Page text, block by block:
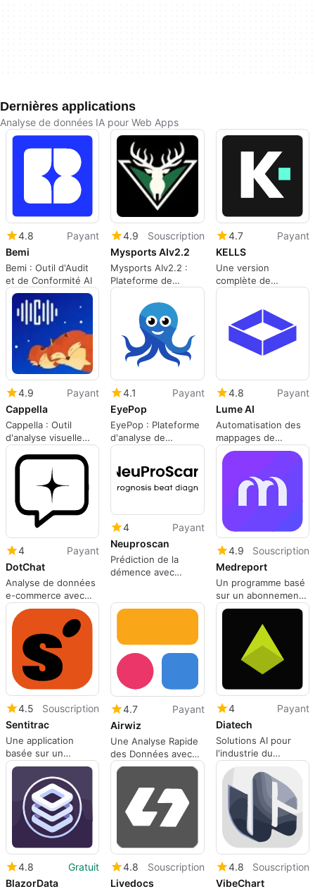
Dernières applications
Analyse de données IA pour Web Apps
4.8
Payant
Bemi
Bemi : Outil d'Audit
et de Conformité AI
4.9
Souscription
Mysports AIv2.2
Mysports AIv2.2 :
Plateforme de
Prédiction Sportive
4.7
Payant
KELLS
Une version
complète de
l'application pour les
4.9
Payant
Cappella
Cappella : Outil
d'analyse visuelle
pour iOS
4.1
Payant
EyePop
EyePop : Plateforme
d'analyse de
données visuelles
4.8
Payant
Lume AI
Automatisation des
mappages de
données avec Lume
AI
4
Payant
DotChat
Analyse de données
e-commerce avec
DotChat
4
Payant
Neuproscan
Prédiction de la
démence avec
4.9
Souscription
Medreport
Un programme basé
sur un abonnement
pour les applications
4.5
Souscription
Sentitrac
Une application
basée sur un
abonnement pour
les applications Web.
4.7
Payant
Airwiz
Une Analyse Rapide
des Données avec
Airwiz
4
Payant
Diatech
Solutions AI pour
l'industrie du
diamant
4.8
Gratuit
BlazorData
4.8
Souscription
Livedocs
4.8
Souscription
VibeChart